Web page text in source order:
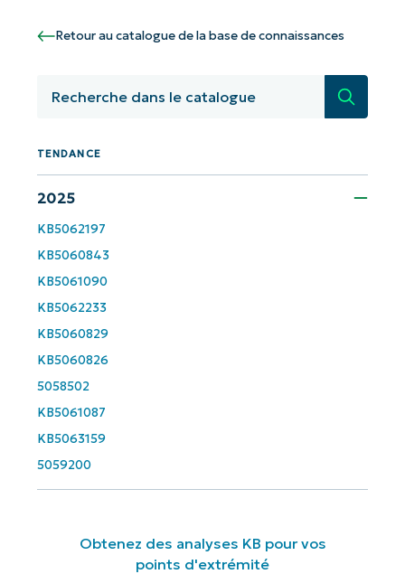
Retour au catalogue de la base de connaissances
TENDANCE
2025
KB5062197
KB5060843
KB5061090
KB5062233
KB5060829
KB5060826
5058502
KB5061087
KB5063159
5059200
Obtenez des analyses KB pour vos
points d'extrémité
pilotées par l'IA de NinjaOne !
name*
email*
Phone
name*